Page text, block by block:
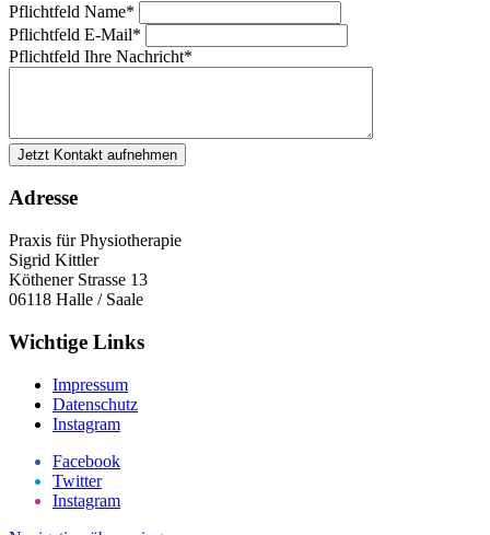
Pflichtfeld Name*
Pflichtfeld E-Mail*
Pflichtfeld Ihre Nachricht*
Jetzt Kontakt aufnehmen
Adresse
Praxis für Physiotherapie
Sigrid Kittler
Köthener Strasse 13
06118 Halle / Saale
Wichtige Links
Impressum
Datenschutz
Instagram
Facebook
Twitter
Instagram